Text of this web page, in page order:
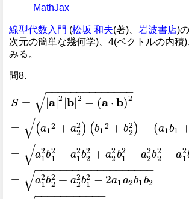
MathJax
線型代数入門 (松坂 和夫(著)、 岩波書店)
次元の簡単な幾何学)、4(ベクトルの内積
みる。
問8.
S = a| 2 b| 2 − (a ⋅ b)2
− −
−−−−−−−−−−−−
√
= (a1
2 + a2
2 ) (b1
2 + b2
2 ) − (a1b1
−−−−−−−−−−−−−−−−−−−−−−−
√
= a2
1b2
1 + a2
1b2
2 + a2
2b2
1 + a2
2b2
2 − a2
1
−−−−−−−−−−−−−−−−−−−−−−−
√
= a2
1b2
2 + a2
2b2
1 − 2a1a2b1b2
− −
−−−−−−−−−−−−−−−−−
√
− −
−−−−−−−−−
a| b 2− )2 =( +a 22 2 b (a